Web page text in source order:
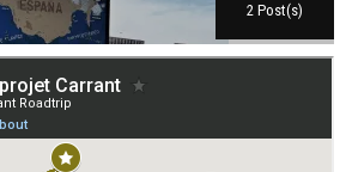
2 Post(s)